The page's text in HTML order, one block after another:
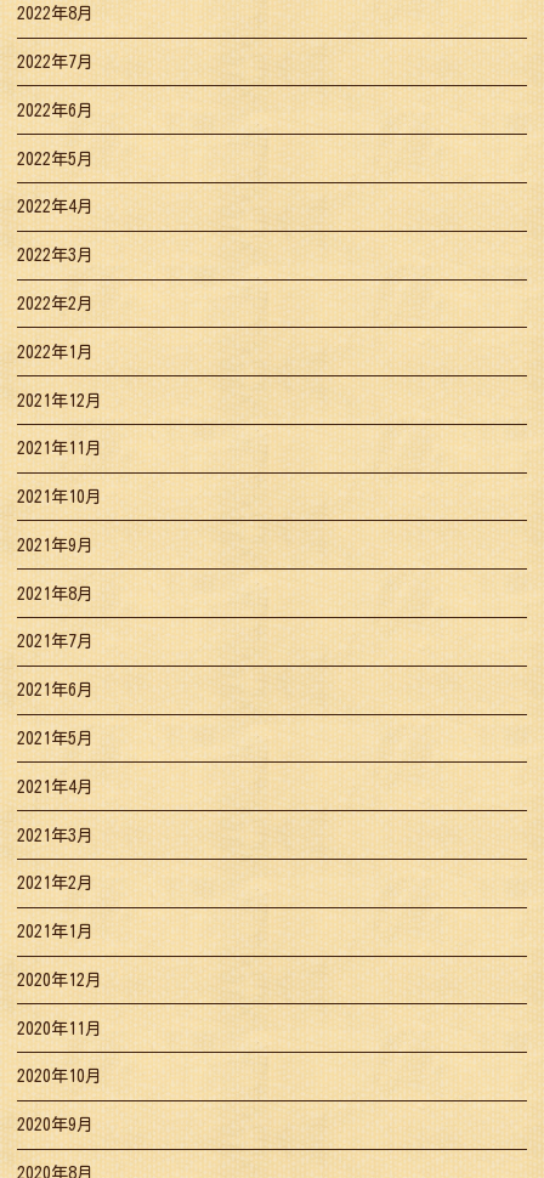
2022年8月
2022年7月
2022年6月
2022年5月
2022年4月
2022年3月
2022年2月
2022年1月
2021年12月
2021年11月
2021年10月
2021年9月
2021年8月
2021年7月
2021年6月
2021年5月
2021年4月
2021年3月
2021年2月
2021年1月
2020年12月
2020年11月
2020年10月
2020年9月
2020年8月